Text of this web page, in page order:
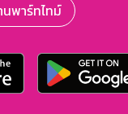
นพาร์ทไทม์